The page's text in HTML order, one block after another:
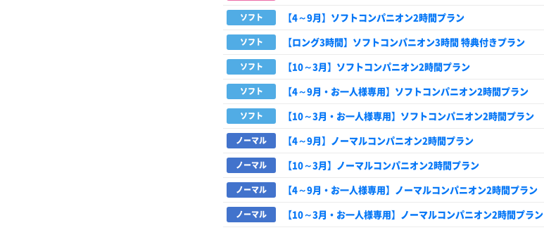
ソフト 【4～9月】ソフトコンパニオン2時間プラン
ソフト 【ロング3時間】ソフトコンパニオン3時間 特典付きプラン
ソフト 【10～3月】ソフトコンパニオン2時間プラン
ソフト 【4～9月・お一人様専用】ソフトコンパニオン2時間プラン
ソフト 【10～3月・お一人様専用】ソフトコンパニオン2時間プラン
ノーマル 【4～9月】ノーマルコンパニオン2時間プラン
ノーマル 【10～3月】ノーマルコンパニオン2時間プラン
ノーマル 【4～9月・お一人様専用】ノーマルコンパニオン2時間プラン
ノーマル 【10～3月・お一人様専用】ノーマルコンパニオン2時間プラン